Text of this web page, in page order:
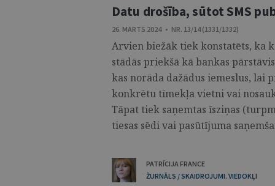
Datu drošība, sūtot SMS
26. MARTS 2024 • NR. 13/14 (1331/1332)
Arvien biežāk tiek konstatēts, ka
stādās priekšā kā bankas
kas norāda dažādus iemeslus, lai
konkrētu tīmekļa vietni vai
Tāpat tiek saņemtas īsziņas
tiesas sēdi vai pasūtījuma
PATRĪCIJA FRANCE
ŽURNĀLS / SKAIDROJUMI. VIEDOKĻI